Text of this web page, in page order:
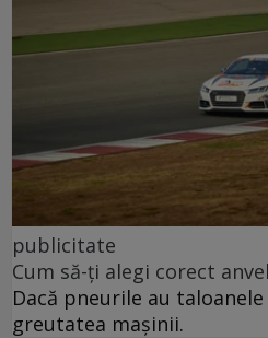
publicitate
Cum să-ți alegi corect
Dacă pneurile au
greutatea mașinii.